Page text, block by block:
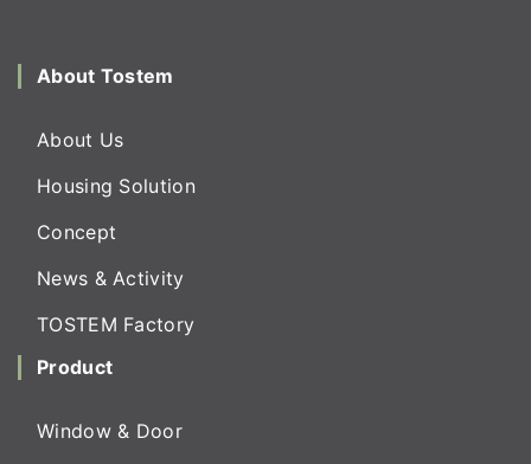
About Tostem
About Us
Housing Solution
Concept
News & Activity
TOSTEM Factory
Product
Window & Door